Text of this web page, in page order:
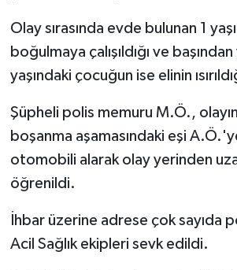
Olay sırasında evde bulunan 1
boğulmaya çalışıldığı ve
yaşındaki çocuğun ise elinin
Şüpheli polis memuru M.Ö.,
boşanma aşamasındaki eşi
otomobili alarak olay yerinden
öğrenildi.
İhbar üzerine adrese çok sayıda
Acil Sağlık ekipleri sevk edildi.